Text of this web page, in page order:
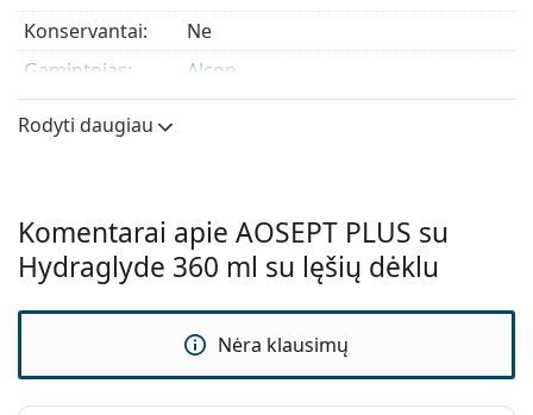
Konservantai:
Ne
Gamintojas:
Alcon
Naudojimas
Minkštiems
lęšiams:
Taip
pakuotė:
Bent 19 mėnesiai
Naudojimo
3 mėnesiai
Rodyti daugiau
Komentarai apie AOSEPT PLUS su
Hydraglyde 360 ml su lęšių dėklu
Nėra klausimų